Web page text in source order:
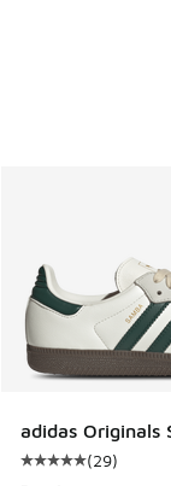
adidas Originals
Cote moyenne
(29)